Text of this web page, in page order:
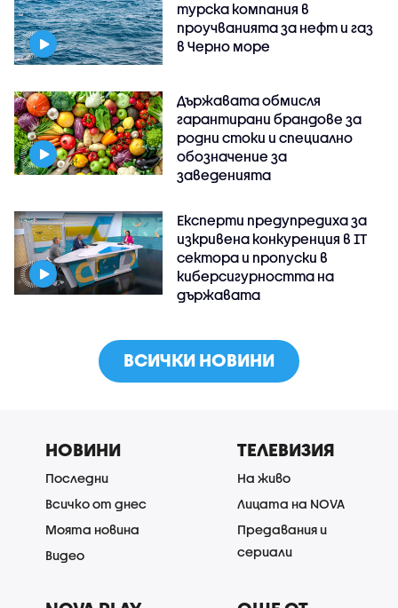
турска компания в
проучванията за нефт и газ
в Черно море
Държавата обмисля
гарантирани брандове за
родни стоки и специално
обозначение за
заведенията
Експерти предупредиха за
изкривена конкуренция в IT
сектора и пропуски в
киберсигурността на
държавата
ВСИЧКИ НОВИНИ
НОВИНИ
Последни
Всичко от днес
Моята новина
Видео
ТЕЛЕВИЗИЯ
На живо
Лицата на NOVA
Предавания и
сериали